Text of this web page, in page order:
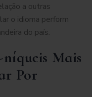
a outras
o idioma perform
do país.
Mais
Por